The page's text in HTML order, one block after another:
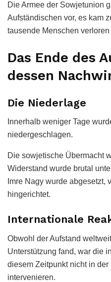
Die Armee der Sowjetunion
Aufständischen vor, es kam
tausende Menschen
Das Ende des
dessen
Die Niederlage
Innerhalb weniger Tage
niedergeschlagen.
Die sowjetische Übermacht
Widerstand wurde brutal
Imre Nagy wurde abgesetzt,
hingerichtet.
Internationale
Obwohl der Aufstand
Unterstützung fand, war die
diesem Zeitpunkt nicht in der
intervenieren.